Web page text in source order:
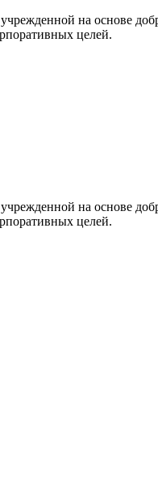
на основе
целей.
на основе
целей.